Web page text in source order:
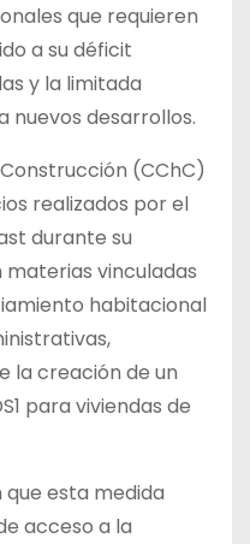
que requieren
a su déficit
y la limitada
nuevos desarrollos.
(CChC)
realizados por el
durante su
vinculadas
habitacional
la creación de un
para viviendas de
esta medida
acceso a la